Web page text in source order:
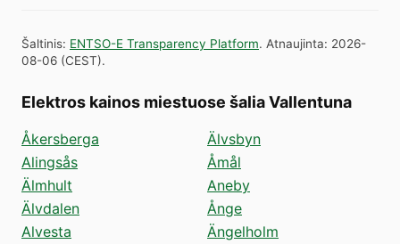
Šaltinis: ENTSO-E Transparency Platform. Atnaujinta: 2026-
08-06 (CEST).
Elektros kainos miestuose šalia Vallentuna
Åkersberga
Alingsås
Älmhult
Älvdalen
Alvesta
Älvsbyn
Åmål
Aneby
Ånge
Ängelholm